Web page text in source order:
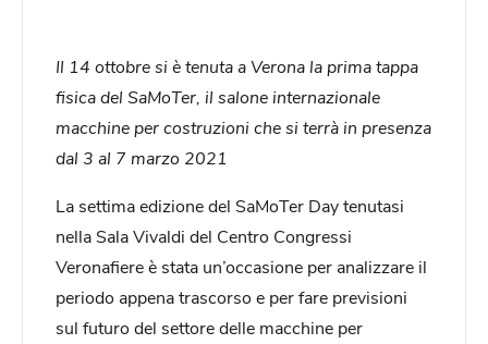
Il 14 ottobre si è tenuta a Verona la prima tappa
fisica del SaMoTer, il salone internazionale
macchine per costruzioni che si terrà in presenza
dal 3 al 7 marzo 2021
La settima edizione del SaMoTer Day tenutasi
nella Sala Vivaldi del Centro Congressi
Veronafiere è stata un’occasione per analizzare il
periodo appena trascorso e per fare previsioni
sul futuro del settore delle macchine per